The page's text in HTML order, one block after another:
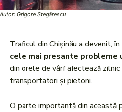
Autor: Grigore Stegărescu
Traficul din Chișinău a devenit, în
cele mai presante probleme
din orele de vârf afectează zilnic
transportatori și pietoni.
O parte importantă din această